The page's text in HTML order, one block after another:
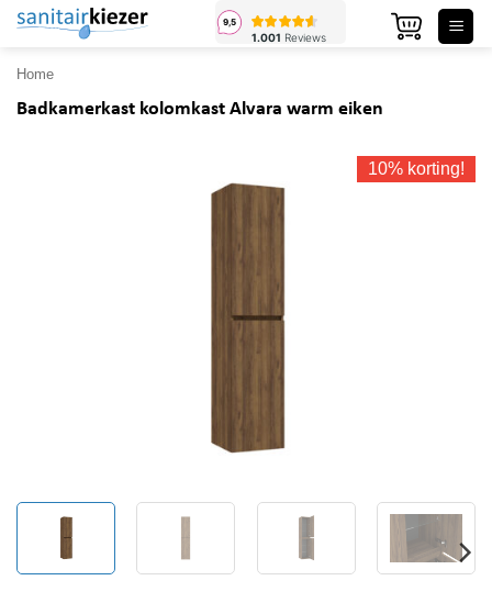
Ga
inhoud
Home
Badkamerkast kolomkast Alvara warm eiken
10% korting!